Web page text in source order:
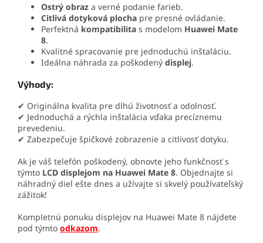
Ostrý obraz a verné podanie farieb.
Citlivá dotyková plocha pre presné ovládanie.
Perfektná kompatibilita s modelom Huawei Mate
8.
Kvalitné spracovanie pre jednoduchú inštaláciu.
Ideálna náhrada za poškodený displej.
Výhody:
✔ Originálna kvalita pre dlhú životnosť a odolnosť.
✔ Jednoduchá a rýchla inštalácia vďaka precíznemu
prevedeniu.
✔ Zabezpečuje špičkové zobrazenie a citlivosť dotyku.
Ak je váš telefón poškodený, obnovte jeho funkčnosť s
týmto LCD displejom na Huawei Mate 8. Objednajte si
náhradný diel ešte dnes a užívajte si skvelý používateľský
zážitok!
Kompletnú ponuku displejov na Huawei Mate 8 nájdete
pod týmto odkazom.